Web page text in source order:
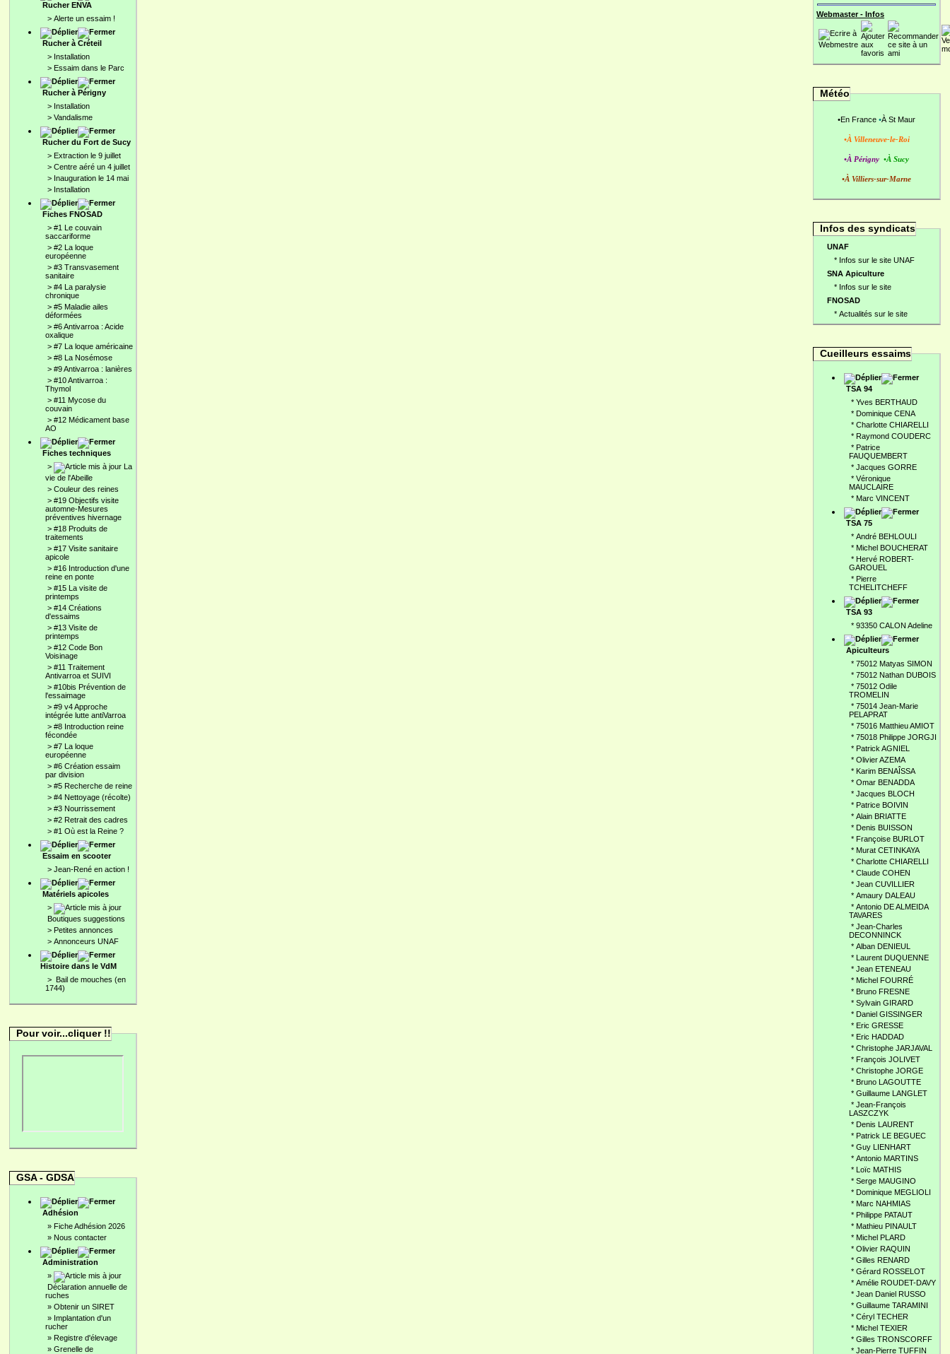
Rucher ENVA
> Alerte un essaim !
Rucher à Créteil
> Installation
> Essaim dans le Parc
Rucher à Périgny
> Installation
> Vandalisme
Rucher du Fort de Sucy
> Extraction le 9 juillet
> Centre aéré un 4 juillet
> Inauguration le 14 mai
> Installation
Fiches FNOSAD
> #1 Le couvain
saccariforme
> #2 La loque
européenne
> #3 Transvasement
sanitaire
> #4 La paralysie
chronique
> #5 Maladie ailes
déformées
> #6 Antivarroa : Acide
oxalique
> #7 La loque américaine
> #8 La Nosémose
> #9 Antivarroa : lanières
> #10 Antivarroa :
Thymol
> #11 Mycose du
couvain
> #12 Médicament base
AO
Fiches techniques
>
La
vie de l'Abeille
> Couleur des reines
> #19 Objectifs visite
automne-Mesures
préventives hivernage
> #18 Produits de
traitements
> #17 Visite sanitaire
apicole
> #16 Introduction d'une
reine en ponte
> #15 La visite de
printemps
> #14 Créations
d'essaims
> #13 Visite de
printemps
> #12 Code Bon
Voisinage
> #11 Traitement
Antivarroa et SUIVI
> #10bis Prévention de
l'essaimage
> #9 v4 Approche
intégrée lutte antiVarroa
> #8 Introduction reine
fécondée
> #7 La loque
européenne
> #6 Création essaim
par division
> #5 Recherche de reine
> #4 Nettoyage (récolte)
> #3 Nourrissement
> #2 Retrait des cadres
> #1 Où est la Reine ?
Essaim en scooter
> Jean-René en action !
Matériels apicoles
>
Boutiques suggestions
> Petites annonces
> Annonceurs UNAF
Histoire dans le VdM
> Bail de mouches (en
1744)
Pour voir...cliquer !!
GSA - GDSA
Adhésion
» Fiche Adhésion 2026
» Nous contacter
Administration
»
Déclaration annuelle de
ruches
» Obtenir un SIRET
» Implantation d'un
rucher
» Registre d'élevage
» Grenelle de
Webmaster - Infos
Météo
•En France •À St Maur
•À Villeneuve-le-Roi
•À Périgny •À Sucy
•À Villiers-sur-Marne
Infos des syndicats
UNAF
* Infos sur le site UNAF
SNA Apiculture
* Infos sur le site
FNOSAD
* Actualités sur le site
Cueilleurs essaims
TSA 94
* Yves BERTHAUD
* Dominique CENA
* Charlotte CHIARELLI
* Raymond COUDERC
* Patrice
FAUQUEMBERT
* Jacques GORRE
* Véronique
MAUCLAIRE
* Marc VINCENT
TSA 75
* André BEHLOULI
* Michel BOUCHERAT
* Hervé ROBERT-
GAROUEL
* Pierre
TCHELITCHEFF
TSA 93
* 93350 CALON Adeline
Apiculteurs
* 75012 Matyas SIMON
* 75012 Nathan DUBOIS
* 75012 Odile
TROMELIN
* 75014 Jean-Marie
PELAPRAT
* 75016 Matthieu AMIOT
* 75018 Philippe JORGJI
* Patrick AGNIEL
* Olivier AZEMA
* Karim BENAÎSSA
* Omar BENADDA
* Jacques BLOCH
* Patrice BOIVIN
* Alain BRIATTE
* Denis BUISSON
* Françoise BURLOT
* Murat CETINKAYA
* Charlotte CHIARELLI
* Claude COHEN
* Jean CUVILLIER
* Amaury DALEAU
* Antonio DE ALMEIDA
TAVARES
* Jean-Charles
DECONNINCK
* Alban DENIEUL
* Laurent DUQUENNE
* Jean ETENEAU
* Michel FOURRÉ
* Bruno FRESNE
* Sylvain GIRARD
* Daniel GISSINGER
* Eric GRESSE
* Eric HADDAD
* Christophe JARJAVAL
* François JOLIVET
* Christophe JORGE
* Bruno LAGOUTTE
* Guillaume LANGLET
* Jean-François
LASZCZYK
* Denis LAURENT
* Patrick LE BEGUEC
* Guy LIENHART
* Antonio MARTINS
* Loïc MATHIS
* Serge MAUGINO
* Dominique MEGLIOLI
* Marc NAHMIAS
* Philippe PATAUT
* Mathieu PINAULT
* Michel PLARD
* Olivier RAQUIN
* Gilles RENARD
* Gérard ROSSELOT
* Amélie ROUDET-DAVY
* Jean Daniel RUSSO
* Guillaume TARAMINI
* Céryl TECHER
* Michel TEXIER
* Gilles TRONSCORFF
* Jean-Pierre TUFFIN